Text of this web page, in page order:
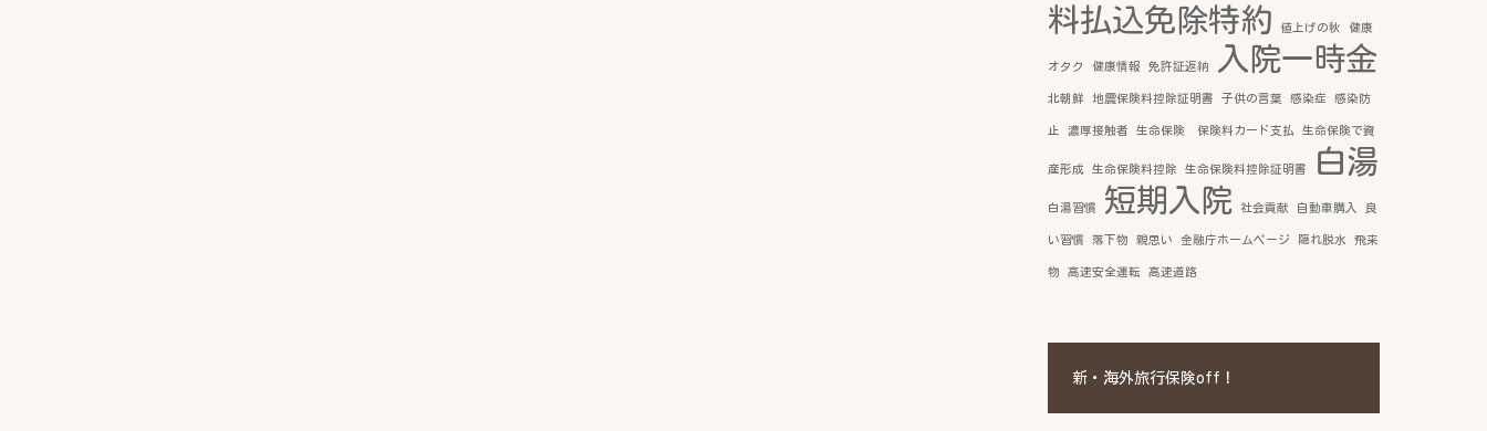
料払込免除特約
値上げの秋 健康
オタク 健康情報 免許証返納 入院一時金
北朝鮮 地震保険料控除証明書 子供の言葉 感染症 感染防
止 濃厚接触者 生命保険 保険料カード支払 生命保険で資
産形成 生命保険料控除 生命保険料控除証明書 白湯
白湯習慣 短期入院 社会貢献 自動車購入 良
い習慣 落下物 親思い 金融庁ホームページ 隠れ脱水 飛来
物 高速安全運転 高速道路
新・海外旅行保険off！